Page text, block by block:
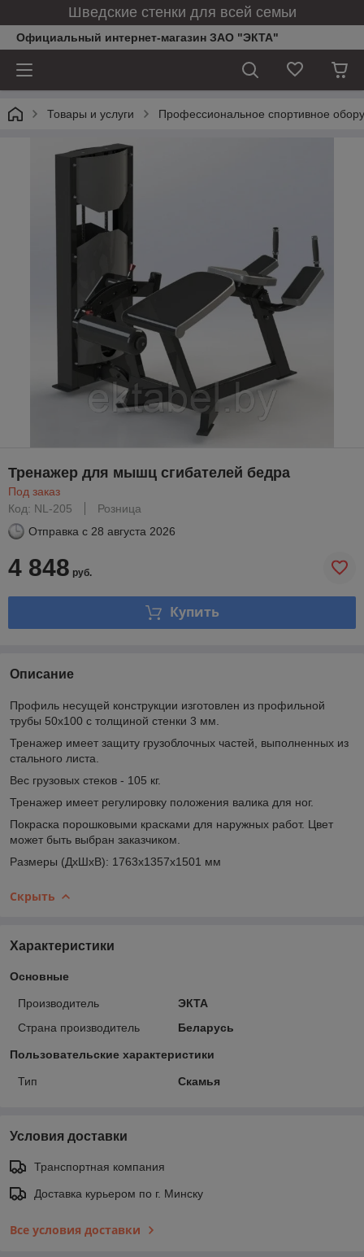
Шведские стенки для всей семьи
Официальный интернет-магазин ЗАО "ЭКТА"
Товары и услуги Профессиональное спортивное
Тренажер для мышц сгибателей бедра
Под заказ
Код: NL-205
Розница
Отправка с 28 августа 2026
4 848 руб.
Купить
Описание
Профиль несущей конструкции изготовлен из профильной
трубы 50х100 с толщиной стенки 3 мм.
Тренажер имеет защиту грузоблочных частей, выполненных из
стального листа.
Вес грузовых стеков - 105 кг.
Тренажер имеет регулировку положения валика для ног.
Покраска порошковыми красками для наружных работ. Цвет
может быть выбран заказчиком.
Размеры (ДхШхВ): 1763х1357х1501 мм
Скрыть
Характеристики
Основные
Производитель
ЭКТА
Страна производитель
Беларусь
Пользовательские характеристики
Тип Скамья
Условия доставки
Транспортная компания
Доставка курьером по г. Минску
Все условия доставки